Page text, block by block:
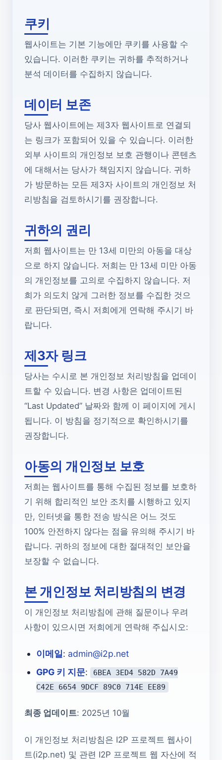
쿠키
웹사이트는 기본 기능에만 쿠키를 사용할 수
있습니다. 이러한 쿠키는 귀하를 추적하거나
분석 데이터를 수집하지 않습니다.
데이터 보존
당사 웹사이트에는 제3자 웹사이트로 연결되
는 링크가 포함되어 있을 수 있습니다. 이러한
외부 사이트의 개인정보 보호 관행이나 콘텐츠
에 대해서는 당사가 책임지지 않습니다. 귀하
가 방문하는 모든 제3자 사이트의 개인정보 처
리방침을 검토하시기를 권장합니다.
귀하의 권리
저희 웹사이트는 만 13세 미만의 아동을 대상
으로 하지 않습니다. 저희는 만 13세 미만 아동
의 개인정보를 고의로 수집하지 않습니다. 저
희가 의도치 않게 그러한 정보를 수집한 것으
로 판단되면, 즉시 저희에게 연락해 주시기 바
랍니다.
제3자 링크
당사는 수시로 본 개인정보 처리방침을 업데이
트할 수 있습니다. 변경 사항은 업데이트된
“Last Updated” 날짜와 함께 이 페이지에 게시
됩니다. 이 방침을 정기적으로 확인하시기를
권장합니다.
아동의 개인정보 보호
저희는 웹사이트를 통해 수집된 정보를 보호하
기 위해 합리적인 보안 조치를 시행하고 있지
만, 인터넷을 통한 전송 방식은 어느 것도
100% 안전하지 않다는 점을 유의해 주시기 바
랍니다. 귀하의 정보에 대한 절대적인 보안을
보장할 수 없습니다.
본 개인정보 처리방침의 변경
이 개인정보 처리방침에 관해 질문이나 우려
사항이 있으시면 저희에게 연락해 주십시오:
이메일 : admin@i2p.net
GPG 키 지문:
6BEA 3ED4 582D 7A49
C42E 6654 9DCF 89C0 714E EE89
최종 업데이트: 2025년 10월
이 개인정보 처리방침은 I2P 프로젝트 웹사이
트(i2p.net) 및 관련 I2P 프로젝트 웹 자산에 적